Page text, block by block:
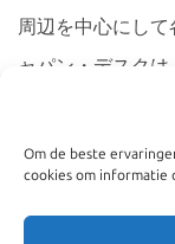
Om de beste
cookies om informatie
周辺を中心にし
ャパン・デスク
滑にスタートで
ッフは日本文化
ですので、クラ
ョンと協働が保